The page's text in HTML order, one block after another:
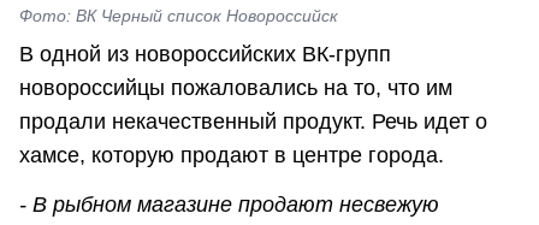
Фото: ВК Черный список Новороссийск
В одной из новороссийских ВК-групп
новороссийцы пожаловались на то, что им
продали некачественный продукт. Речь идет о
хамсе, которую продают в центре города.
- В рыбном магазине продают несвежую